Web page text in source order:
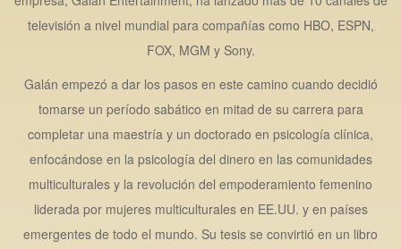
televisión a nivel mundial para compañías como HBO, ESPN,
FOX, MGM y Sony.
Galán empezó a dar los pasos en este camino cuando decidió
tomarse un período sabático en mitad de su carrera para
completar una maestría y un doctorado en psicología clínica,
enfocándose en la psicología del dinero en las comunidades
multiculturales y la revolución del empoderamiento femenino
liderada por mujeres multiculturales en EE.UU. y en países
emergentes de todo el mundo. Su tesis se convirtió en un libro